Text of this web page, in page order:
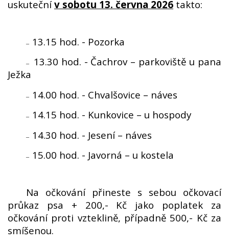
uskutečnív sobotu 13. června 2026 takto:
– 13.15 hod. - Pozorka
–
13.30 hod. - Čachrov – parkoviště u pana
Ježka
– 14.00 hod. - Chvalšovice – náves
– 14.15 hod. - Kunkovice – u hospody
– 14.30 hod. - Jesení – náves
– 15.00 hod. - Javorná – u kostela
Na očkování přineste s sebou očkovací
průkaz psa + 200,- Kč jako poplatek za
očkování proti vzteklině, případně 500,- Kč za
smíšenou.